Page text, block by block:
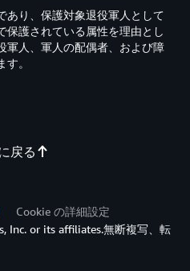
戻る
あり、保護対象退役軍人として
保護されている属性を理由とし
軍人、軍人の配偶者、および障
。
Cookie の詳細設定
Inc. or its affiliates.無断複写、転